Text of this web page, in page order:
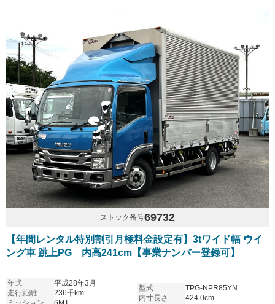
ストック番号69732
【年間レンタル特別割引月極料金設定有】3tワイド幅 ウイ
ング車 跳上PG 内高241cm【事業ナンバー登録可】
年式
平成28年3月
走行距離
236千km
型式
TPG-NPR85YN
内寸長さ
424.0cm